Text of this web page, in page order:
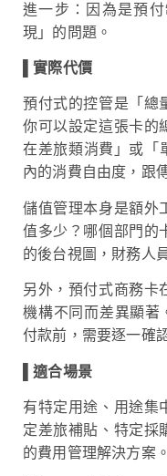
進一步：因為是預
現」的問題。
▌實際代價
預付式的控管是「總
你可以設定這張卡的
在差旅類消費」或「
內的消費自由度，跟
儲值管理本身是額外
值多少？哪個部門的
的後台視圖，財務人
另外，預付式商務卡
機構不同而差異顯著
付款前，需要逐一確
▌適合場景
有特定用途、用途集
定差旅補貼、特定採
的費用管理解決方案。